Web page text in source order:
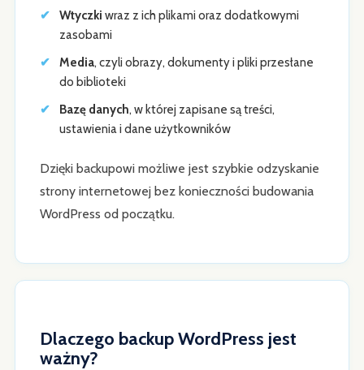
Wtyczki wraz z ich plikami oraz dodatkowymi
zasobami
Media, czyli obrazy, dokumenty i pliki przesłane
do biblioteki
Bazę danych, w której zapisane są treści,
ustawienia i dane użytkowników
Dzięki backupowi możliwe jest szybkie odzyskanie
strony internetowej bez konieczności budowania
WordPress od początku.
Dlaczego backup WordPress jest
ważny?